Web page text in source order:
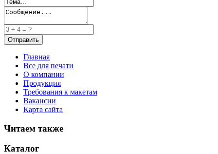
Главная
Все для печати
О компании
Продукция
Требования к макетам
Вакансии
Карта сайта
Читаем также
Каталог